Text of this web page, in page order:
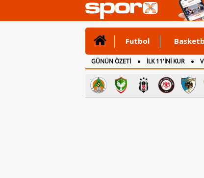
Futbol
GÜNÜN ÖZETİ İLK 11'İNİ KUR
CANLI ANLATIM
İNGİLTERE